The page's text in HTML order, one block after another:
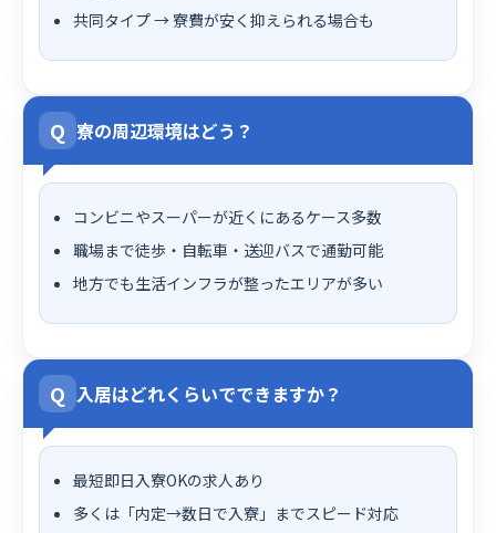
共同タイプ → 寮費が安く抑えられる場合も
Q 寮の周辺環境はどう？
コンビニやスーパーが近くにあるケース多数
職場まで徒歩・自転車・送迎バスで通勤可能
地方でも生活インフラが整ったエリアが多い
Q 入居はどれくらいでできますか？
最短即日入寮OKの求人あり
多くは「内定→数日で入寮」までスピード対応